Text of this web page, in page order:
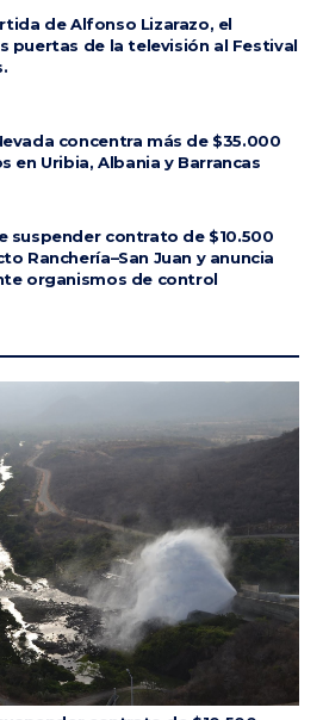
de Alfonso Lizarazo, el
puertas de la televisión al Festival
concentra más de $35.000
en Uribia, Albania y Barrancas
suspender contrato de $10.500
Ranchería–San Juan y anuncia
organismos de control